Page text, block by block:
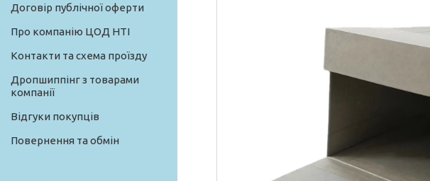
Договір публічної оферти
Про компанію ЦОД НТІ
Контакти та схема проїзду
Дропшиппінг з товарами
компанії
Відгуки покупців
Повернення та обмін